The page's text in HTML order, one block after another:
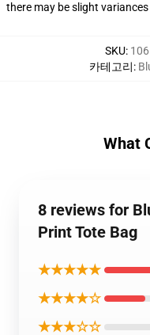
there may be slight
SKU:
카테고리:
What
8 reviews for
Print Tote Bag
★★★★★
★★★★☆
★★★☆☆